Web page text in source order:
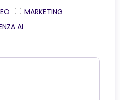
MARKETING
AI